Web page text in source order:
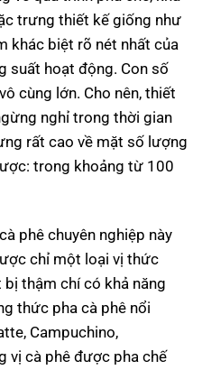
trưng thiết kế giống như
khác biệt rõ nét nhất của
suất hoạt động. Con số
cùng lớn. Cho nên, thiết
nghỉ trong thời gian
rất cao về mặt số lượng
trong khoảng từ 100
phê chuyên nghiệp này
chỉ một loại vị thức
thậm chí có khả năng
thức pha cà phê nổi
Campuchino,
vị cà phê được pha chế